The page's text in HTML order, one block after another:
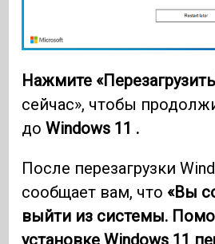
Нажмите
сейчас», чтобы
доWindows 11 .
После перезагрузки
сообщает вам, что «Вы
выйти из системы.
установке Windows 11